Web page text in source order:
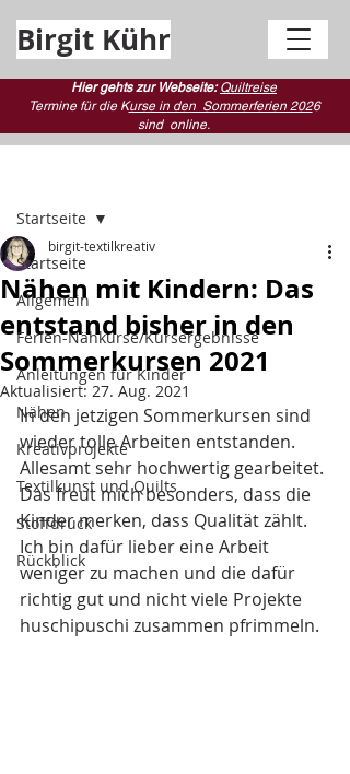
Birgit Kühr
Hier gehts zur Webseite:Quiltreise
Termine für die Kurse in den Sommerferien 2026
sind online.
Startseite
Allgemein
Ferien-Nähkurse/Kursergebnisse
Anleitungen für Kinder
Nähen
Kreativprojekte
Textilkunst und Quilts
Stoffdruck
Rückblick
Startseite
Nähen mit Kindern: Das
entstand bisher in den
Sommerkursen 2021
birgit-textilkreativ
Aktualisiert: 27. Aug. 2021
In den jetzigen Sommerkursen sind
wieder tolle Arbeiten entstanden.
Allesamt sehr hochwertig gearbeitet.
Das freut mich besonders, dass die
Kinder merken, dass Qualität zählt.
Ich bin dafür lieber eine Arbeit
weniger zu machen und die dafür
richtig gut und nicht viele Projekte
huschipuschi zusammen pfrimmeln.